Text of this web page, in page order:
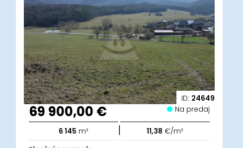
ID: 24649
69 900,00 € Na predaj
6 145 m² | 11,38 €/m²